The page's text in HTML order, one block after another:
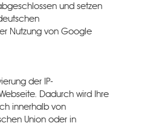
und setzen
Nutzung von Google
der IP-
Dadurch wird Ihre
innerhalb von
Union oder in